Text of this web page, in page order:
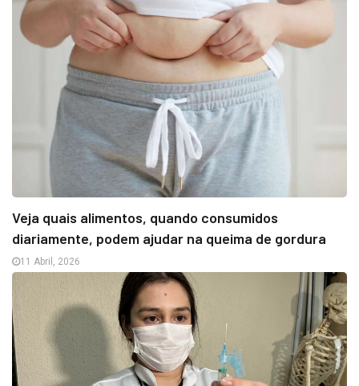
Veja quais alimentos, quando consumidos
diariamente, podem ajudar na queima de gordura
11 Abril, 2026